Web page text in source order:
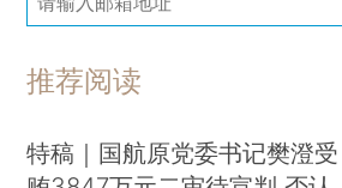
推荐阅读
特稿｜国航原党委书记樊澄受